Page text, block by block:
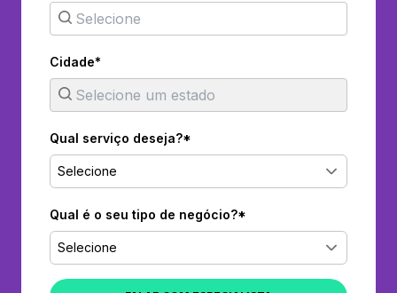
Cidade*
Qual serviço deseja?*
Selecione
Qual é o seu tipo de negócio?*
Selecione